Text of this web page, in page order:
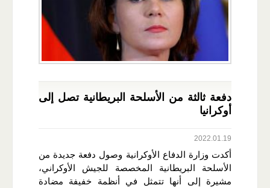
دفعة ثالثة من الأسلحة البريطانية تصل إلى
أوكرانيا
2022.01.19
أكدت وزارة الدفاع الأوكرانية وصول دفعة جديدة من
الأسلحة البريطانية المخصصة للجيش الأوكراني،
مشيرة إلى أنها تتمثل في أنظمة خفيفة مضادة